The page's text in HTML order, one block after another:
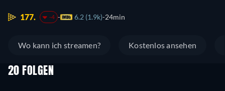
177. -4 6.2 (1.9k) 24min
Wo kann ich streamen? Kostenlos ansehen
20 FOLGEN